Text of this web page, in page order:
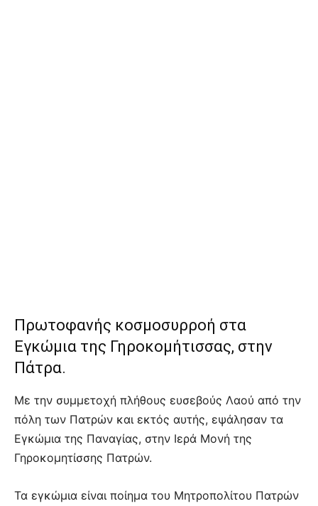
Πρωτοφανής κοσμοσυρροή στα
Εγκώμια της Γηροκομήτισσας, στην
Πάτρα.
Με την συμμετοχή πλήθους ευσεβούς Λαού από την
πόλη των Πατρών και εκτός αυτής, εψάλησαν τα
Εγκώμια της Παναγίας, στην Ιερά Μονή της
Γηροκομητίσσης Πατρών.
Τα εγκώμια είναι ποίημα του Μητροπολίτου Πατρών